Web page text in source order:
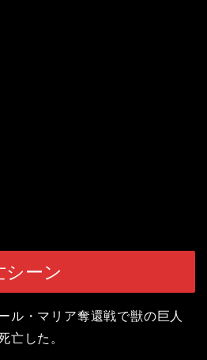
シーン
ル・マリア奪還戦で獣の巨人
亡した。